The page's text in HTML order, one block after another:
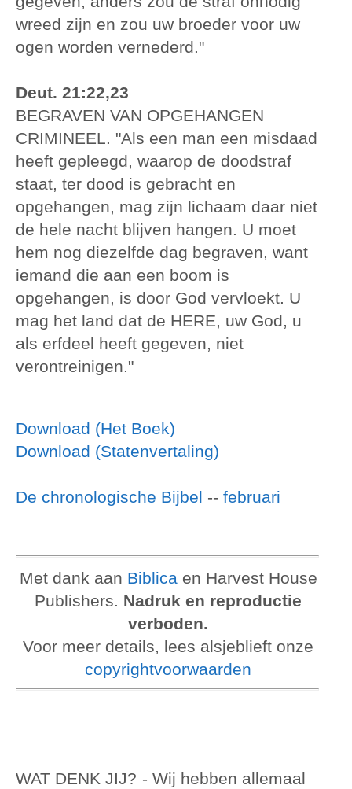
wreed zijn en zou uw broeder voor uw
ogen worden vernederd."
Deut. 21:22,23
BEGRAVEN VAN OPGEHANGEN
CRIMINEEL. "Als een man een misdaad
heeft gepleegd, waarop de doodstraf
staat, ter dood is gebracht en
opgehangen, mag zijn lichaam daar niet
de hele nacht blijven hangen. U moet
hem nog diezelfde dag begraven, want
iemand die aan een boom is
opgehangen, is door God vervloekt. U
mag het land dat de HERE, uw God, u
als erfdeel heeft gegeven, niet
verontreinigen."
Download (Het Boek)
Download (Statenvertaling)
De chronologische Bijbel -- februari
Met dank aan Biblica en Harvest House
Publishers. Nadruk en reproductie
verboden.
Voor meer details, lees alsjeblieft onze
copyrightvoorwaarden
WAT DENK JIJ? - Wij hebben allemaal